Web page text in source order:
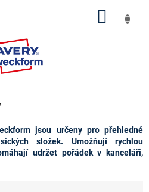
jsou určeny pro přehledné
složek. Umožňují rychlou
udržet pořádek v kanceláři,